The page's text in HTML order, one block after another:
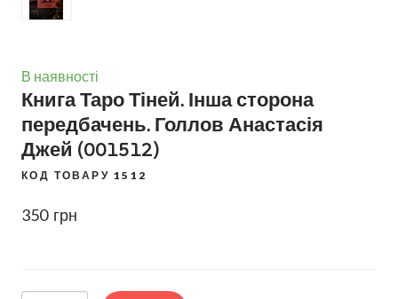
В наявності
Книга Таро Тіней. Інша сторона
передбачень. Голлов Анастасія
Джей (001512)
КОД ТОВАРУ 1512
350  грн